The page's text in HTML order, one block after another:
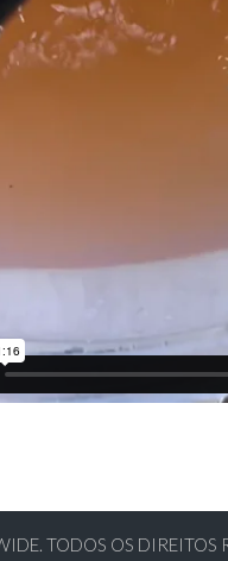
TODOS OS DIREITOS